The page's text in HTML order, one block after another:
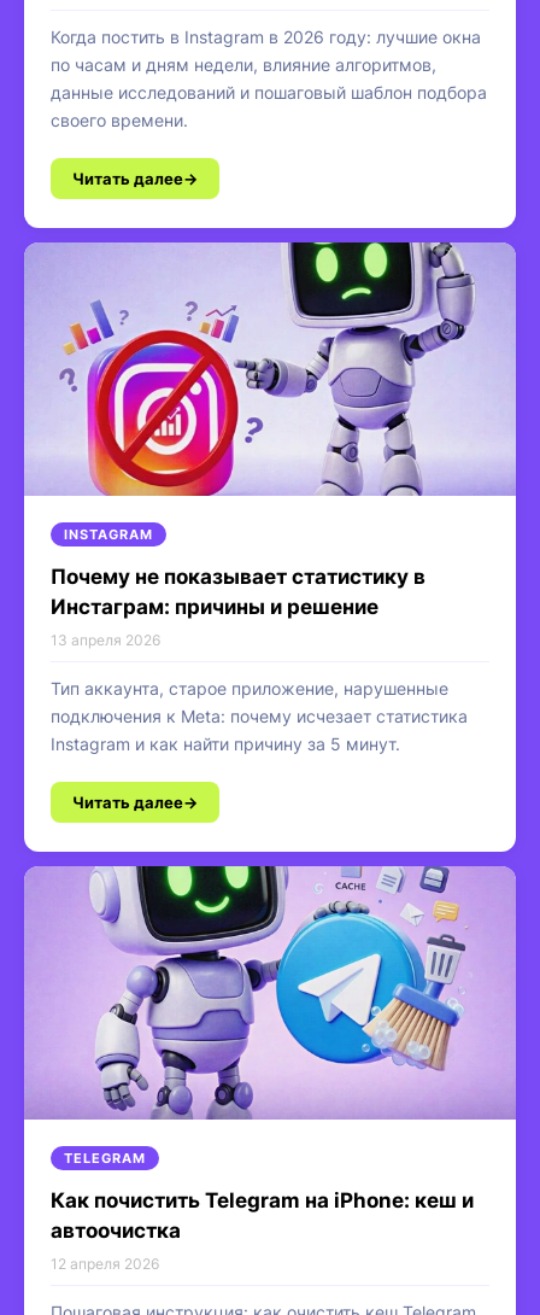
Когда постить в Instagram в 2026 году: лучшие окна
по часам и дням недели, влияние алгоритмов,
данные исследований и пошаговый шаблон подбора
своего времени.
Читать далее
INSTAGRAM
Почему не показывает статистику в
Инстаграм: причины и решение
13 апреля 2026
Тип аккаунта, старое приложение, нарушенные
подключения к Meta: почему исчезает статистика
Instagram и как найти причину за 5 минут.
Читать далее
TELEGRAM
Как почистить Telegram на iPhone: кеш и
автоочистка
12 апреля 2026